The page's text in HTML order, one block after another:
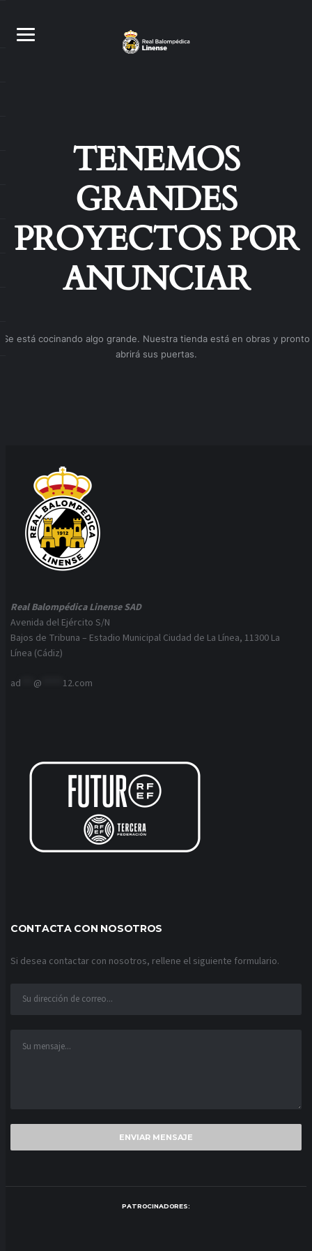
TENEMOS
GRANDES
PROYECTOS POR
ANUNCIAR
Se está cocinando algo grande. Nuestra tienda está en obras y pronto
abrirá sus puertas.
Real Balompédica Linense SAD
Avenida del Ejército S/N
Bajos de Tribuna – Estadio Municipal Ciudad de La Línea, 11300 La
Línea (Cádiz)
ad @ 12.com
CONTACTA CON NOSOTROS
Si desea contactar con nosotros, rellene el siguiente formulario.
PATROCINADORES: